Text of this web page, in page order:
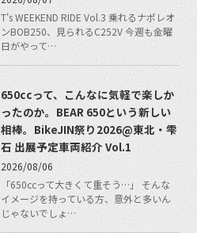
T's WEEKEND RIDE Vol.3 乗れるナポレオ
ンBOB250、見られるC252V 今週も金曜
日がやって…
650ccって、こんなに気軽で楽しか
ったのか。BEAR 650という新しい
相棒。BikeJIN祭り2026@東北・雫
石 出展予定車両紹介 Vol.1
2026/08/06
「650ccって大きくて重そう…」 そんな
イメージを持っている方、意外と多いん
じゃないでしょ…